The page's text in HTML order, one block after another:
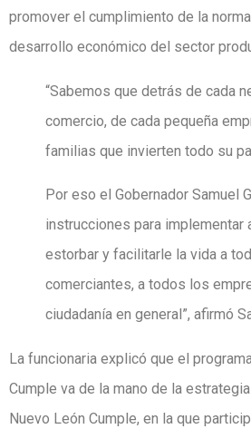
promover el cumplimiento de la
desarrollo económico del sector
“Sabemos que detrás de cada
comercio, de cada pequeña
familias que invierten todo su
Por eso el Gobernador Samuel
instrucciones para implementar
estorbar y facilitarle la vida a
comerciantes, a todos los
ciudadanía en general”, afirmó
La funcionaria explicó que el
Cumple va de la mano de la
Nuevo León Cumple, en la que